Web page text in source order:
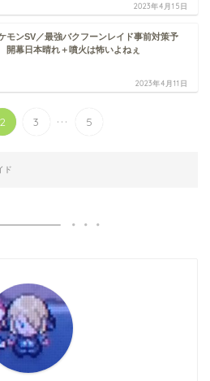
2023年4月15日
モンSV／最強バクフーンレイド事前対策予
幕日本晴れ＋噴火は怖いよねぇ
2023年4月11日
2 3 ... 5
ド